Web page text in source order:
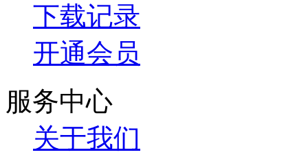
下载记录
开通会员
服务中心
关于我们